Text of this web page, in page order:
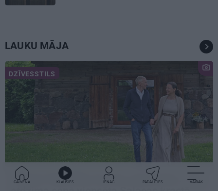
LAUKU MĀJA
DZĪVESSTILS
«Mums bija dūša šo visu uzņemties.» Kā
GALVENĀ KLAUSIES IENĀC PADALĪTIES VAIRĀK